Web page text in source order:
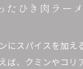
作れる！ひき肉入
できる簡単ひき肉
使ったラーメンの
たひき肉ラー
にスパイスを加え
ば、クミンやコリ